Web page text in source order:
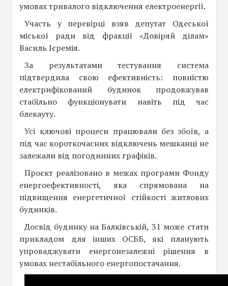
умовах тривалого відключення електроенергії.
Участь у перевірці взяв депутат Одеської
міської ради від фракції «Довіряй ділам»
Василь Ієремія.
За результатами тестування система
підтвердила свою ефективність: повністю
електрифікований будинок продовжував
стабільно функціонувати навіть під час
блекауту.
Усі ключові процеси працювали без збоїв, а
під час короткочасних відключень мешканці не
залежали від погодинних графіків.
Проєкт реалізовано в межах програми Фонду
енергоефективності, яка спрямована на
підвищення енергетичної стійкості житлових
будинків.
Досвід будинку на Балківській, 31 може стати
прикладом для інших ОСББ, які планують
упроваджувати енергонезалежні рішення в
умовах нестабільного енергопостачання.